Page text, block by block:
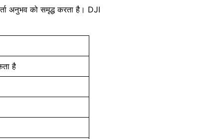
अनुभव को समृद्ध करता है। DJI
है